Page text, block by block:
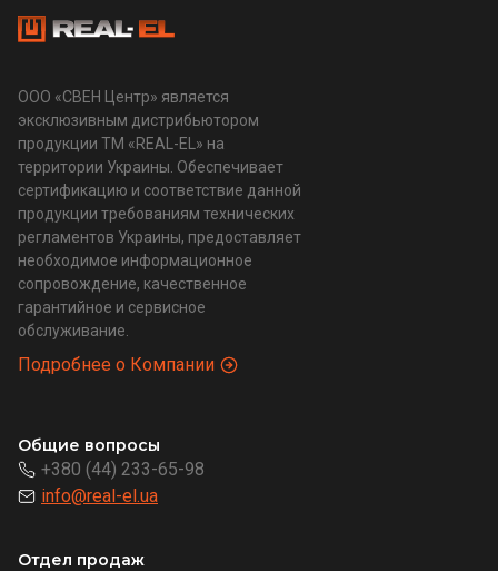
ООО «СВЕН Центр» является
эксклюзивным дистрибьютором
продукции ТМ «REAL-EL» на
территории Украины. Обеспечивает
сертификацию и соответствие данной
продукции требованиям технических
регламентов Украины, предоставляет
необходимое информационное
сопровождение, качественное
гарантийное и сервисное
обслуживание.
Подробнее о Компании
Общие вопросы
+380 (44) 233-65-98
info@real-el.ua
Отдел продаж